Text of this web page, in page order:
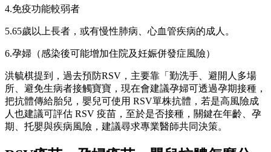
4.免疫功能較弱者
5.65歲以上長者，或有慢性肺病、心血管疾病的成人。
6.孕婦（感染後可能增加住院及妊娠併發症風險）
洪毓棋提到，過去預防RSV，主要靠「勤洗手、避開人多場
所、避免生病者接觸寶寶，現在會建議孕婦可透過孕期接種，
把抗體傳給胎兒，嬰兒可使用 RSV單株抗體，若是高風險成
人也建議可評估 RSV 疫苗，至於是否接種，關鍵在年齡、孕
期、托嬰與疾病風險，建議尋求專業醫師共同決策。